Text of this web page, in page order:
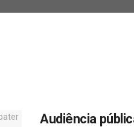
Audiência